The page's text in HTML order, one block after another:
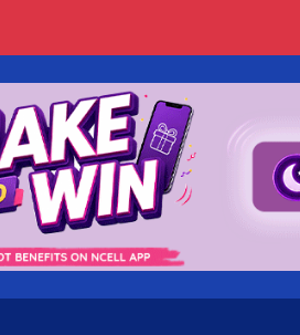
मिल्दैन